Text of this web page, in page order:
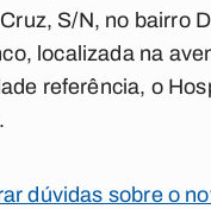
S/N, no bairro
localizada na
referência, o
dúvidas sobre o